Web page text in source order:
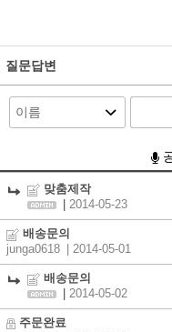
질문답변
맞춤제작
2014-05-23
배송문의
junga0618
| 2014-05-01
배송문의
2014-05-02
주문완료